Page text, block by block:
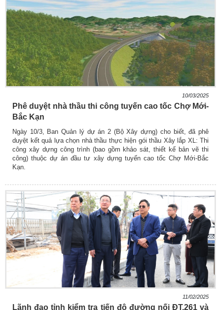
10/03/2025
Phê duyệt nhà thầu thi công tuyến cao tốc Chợ Mới-
Bắc Kạn
Ngày 10/3, Ban Quản lý dự án 2 (Bộ Xây dựng) cho biết, đã phê
duyệt kết quả lựa chọn nhà thầu thực hiện gói thầu Xây lắp XL: Thi
công xây dựng công trình (bao gồm khảo sát, thiết kế bản vẽ thi
công) thuộc dự án đầu tư xây dựng tuyến cao tốc Chợ Mới-Bắc
Kạn.
11/02/2025
Lãnh đạo tỉnh kiểm tra tiến độ đường nối ĐT.261 và